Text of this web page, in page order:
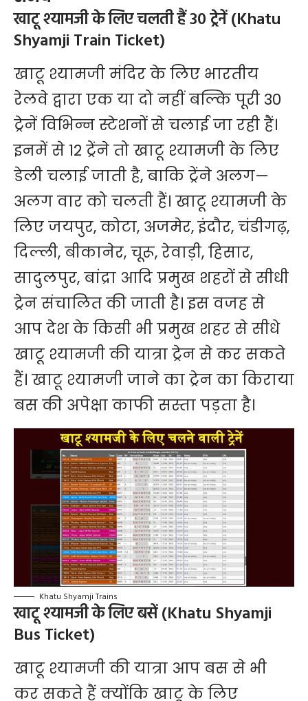
खाटू श्यामजी के लिए चलती हैं 30 ट्रेनें (Khatu
Shyamji Train Ticket)
खाटू श्यामजी मंदिर के लिए भारतीय
रेलवे द्वारा एक या दो नहीं बल्कि पूरी 30
ट्रेनें विभिन्न स्टेशनों से चलाई जा रही हैं।
इनमें से 12 ट्रेंने तो खाटू श्यामजी के लिए
डेली चलाई जाती है, बाकि ट्रेंने अलग—
अलग वार को चलती हैं। खाटू श्यामजी के
लिए जयपुर, कोटा, अजमेर, इंदौर, चंडीगढ़,
दिल्ली, बीकानेर, चूरू, रेवाड़ी, हिसार,
सादुलपुर, बांद्रा आदि प्रमुख शहरों से सीधी
ट्रेन संचालित की जाती है। इस वजह से
आप देश के किसी भी प्रमुख शहर से सीधे
खाटू श्यामजी की यात्रा ट्रेन से कर सकते
हैं। खाटू श्यामजी जाने का ट्रेन का किराया
बस की अपेक्षा काफी सस्ता पड़ता है।
Khatu Shyamji Trains
खाटू श्यामजी के लिए बसें (Khatu Shyamji
Bus Ticket)
खाटू श्यामजी की यात्रा आप बस से भी
कर सकते हैं क्योंकि खाटू के लिए